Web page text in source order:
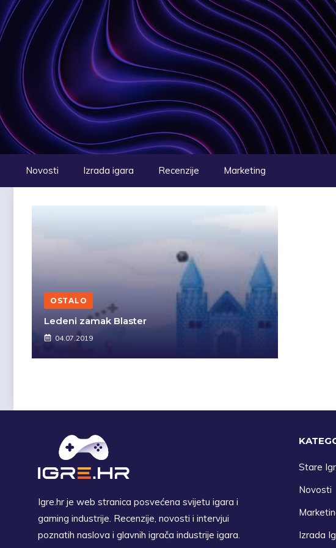
Preskoči
na
sadržaj
Novosti Izrada igara Recenzije Marketing
OSTALO
Ledeni zamak Blaster
04.07.2019
Igre.hr je web stranica posvećena svijetu igara i
gaming industrije. Recenzije, novosti i intervjui
poznatih naslova i glavnih igrača industrije igara.
Stare
Novosti
Izrada